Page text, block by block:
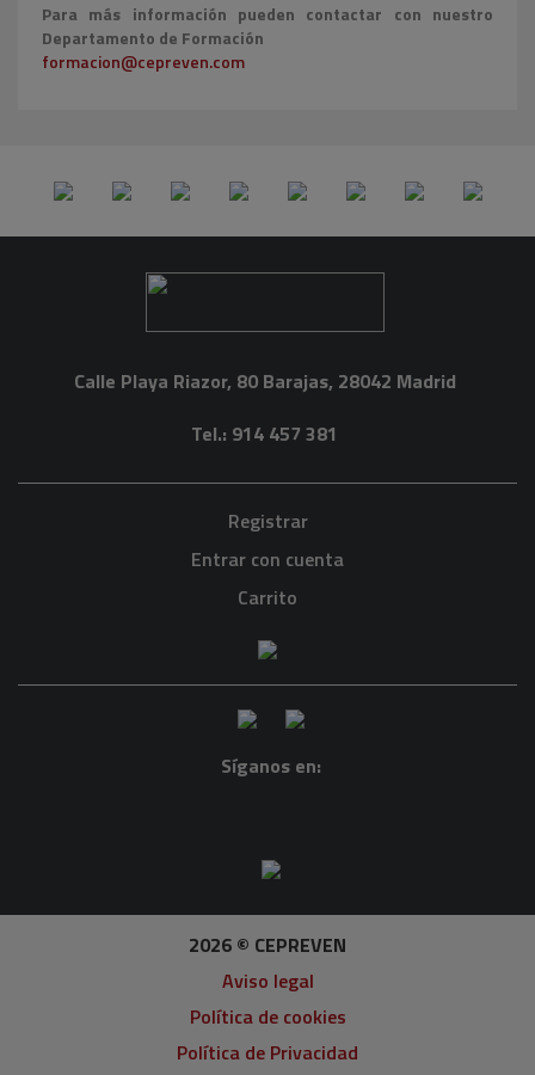
Para más información pueden contactar con nuestro
Departamento de Formación
formacion@cepreven.com
Calle Playa Riazor, 80 Barajas, 28042 Madrid
Tel.: 914 457 381
Registrar
Entrar con cuenta
Carrito
Síganos en:
2026 © CEPREVEN
Aviso legal
Política de cookies
Política de Privacidad